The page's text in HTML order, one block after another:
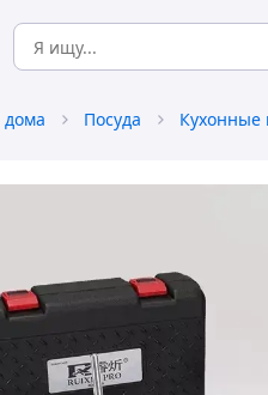
дома Посуда Кухонные